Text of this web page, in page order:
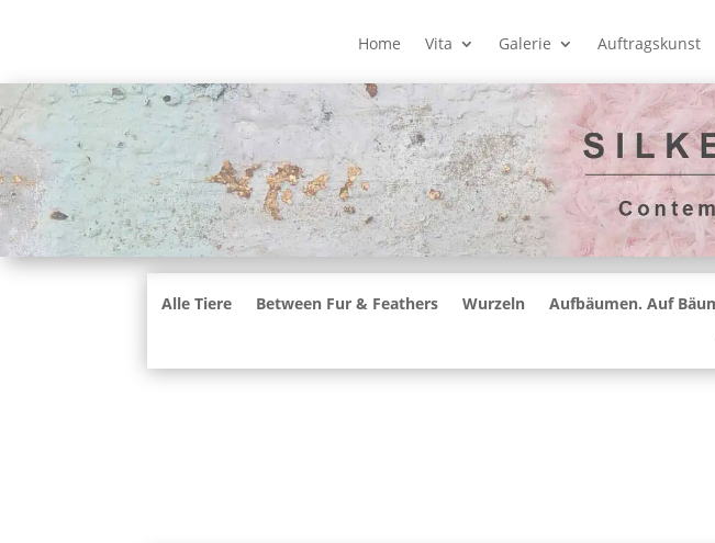
Home Vita Galerie Auftragskunst
Alle Tiere Between Fur & Feathers Wurzeln Aufbäumen. Auf